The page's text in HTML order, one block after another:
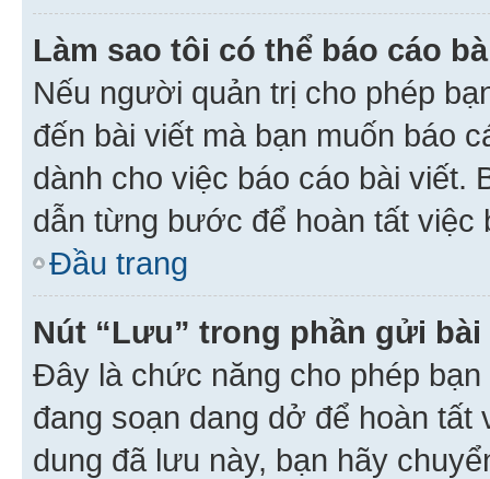
Làm sao tôi có thể báo cáo
Nếu người quản trị cho phép
đến bài viết mà bạn muốn báo
dành cho việc báo cáo bài viết.
dẫn từng bước để hoàn tất việc
Đầu trang
Nút “Lưu” trong phần gửi
Đây là chức năng cho phép
đang soạn dang dở để hoàn
dung đã lưu này, bạn hãy